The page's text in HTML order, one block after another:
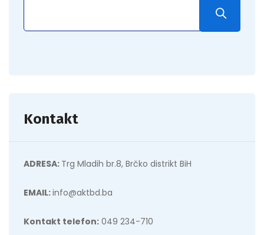
Kontakt
ADRESA: Trg Mladih br.8, Brčko distrikt BiH
EMAIL:info@aktbd.ba
Kontakt telefon: 049 234-710